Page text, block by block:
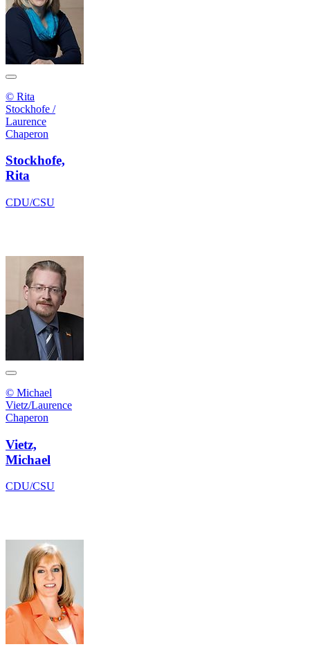
© Rita
Stockhofe /
Laurence
Chaperon
Stockhofe,
Rita
CDU/CSU
© Michael
Vietz/Laurence
Chaperon
Vietz,
Michael
CDU/CSU